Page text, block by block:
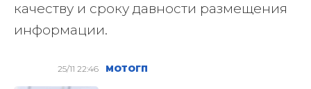
качеству и сроку давности размещения
информации.
25/11 22:46 МОТОГП